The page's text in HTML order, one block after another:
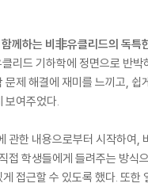
께하는 비非유클리드의 독특
리드 기하학에 정면으로 반
제 해결에 재미를 느끼고,
보여주었다.
관한 내용으로부터 시작하여
접 학생들에게 들려주는 방
접근할 수 있도록 했다. 또